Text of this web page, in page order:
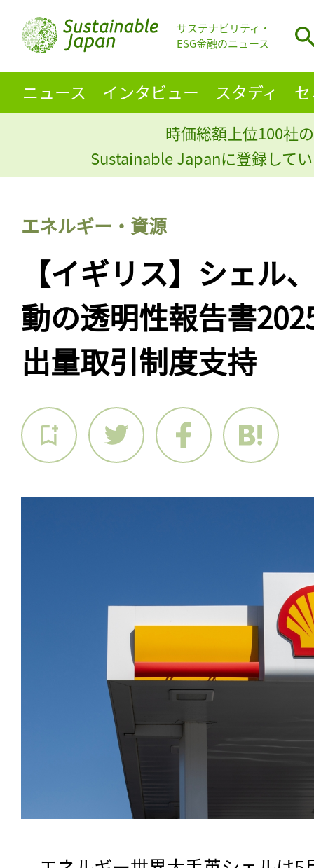
サステナビリティ・
ESG金融のニュース
ニュース インタビュー スタディ
時価総額上位100社
Sustainable Japanに登録して
エネルギー・資源
【イギリス】シェル
動の透明性報告書
出量取引制度支持